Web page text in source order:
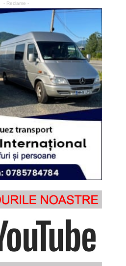
- Reclame -